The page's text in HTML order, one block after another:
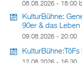
08.08.2026 - 18:00
KulturBühne:
90er & das Leben
09.08.2026 - 20:00